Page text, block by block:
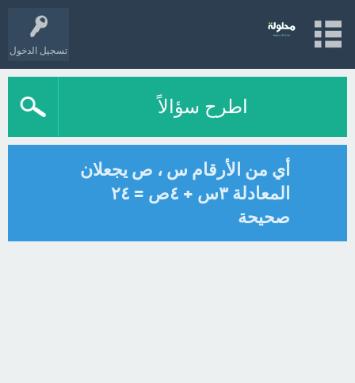
تسجيل الدخول
اطرح سؤالاً
أي من الأرقام س ، ص يجعلان
المعادلة ٣س + ٤ص = ٢٤
صحيحة